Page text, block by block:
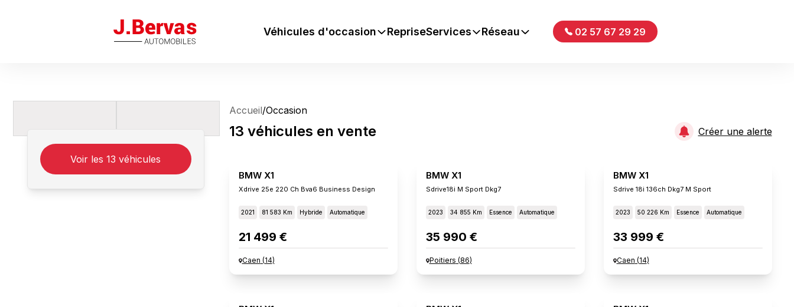
J.Bervas Véhicules d'occasion RepriseServices Réseau 02 57 67 29 29
Voir les 13 véhicules
Accueil/Occasion
13 véhicules en vente Créer une alerte
BMW X1
Xdrive 25e 220 Ch Bva6 Business Design
2021 81 583 Km Hybride Automatique
21 499 €
Caen (14)
BMW X1
Sdrive18i M Sport Dkg7
2023 34 855 Km Essence Automatique
35 990 €
Poitiers (86)
BMW X1
Sdrive 18i 136ch Dkg7 M Sport
2023 50 226 Km Essence Automatique
33 999 €
Caen (14)